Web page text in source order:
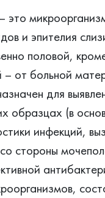
это
и эпителия
половой,
– от больной
для
образцах (в
инфекций,
стороны